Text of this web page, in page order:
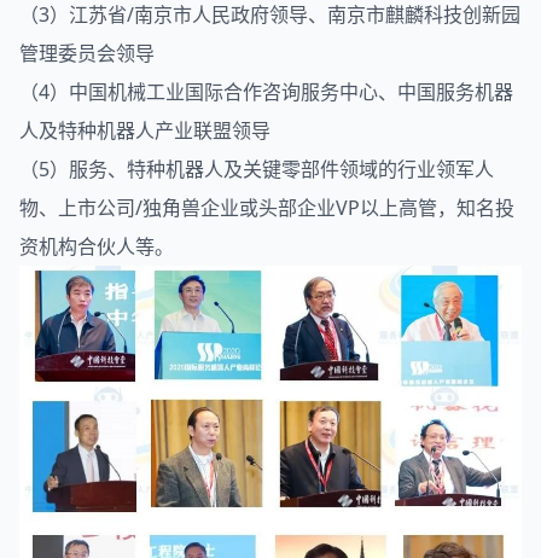
（3）江苏省/南京市人民政府领导、南京市麒麟科技创新园
管理委员会领导
（4）中国机械工业国际合作咨询服务中心、中国服务机器
人及特种机器人产业联盟领导
（5）服务、特种机器人及关键零部件领域的行业领军人
物、上市公司/独角兽企业或头部企业VP以上高管，知名投
资机构合伙人等。